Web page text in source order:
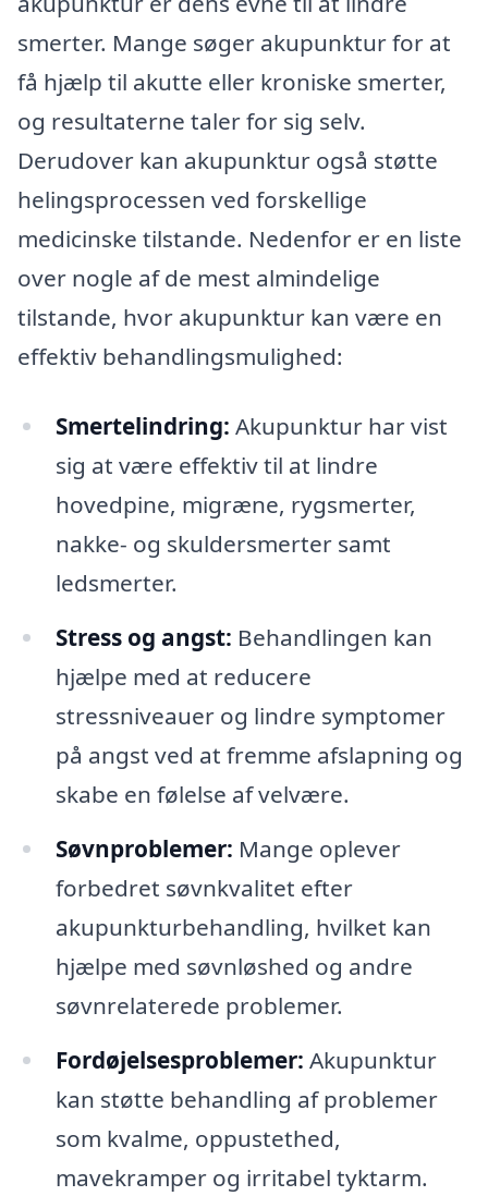
smerter. Mange søger akupunktur for at
få hjælp til akutte eller kroniske smerter,
og resultaterne taler for sig selv.
Derudover kan akupunktur også støtte
helingsprocessen ved forskellige
medicinske tilstande. Nedenfor er en liste
over nogle af de mest almindelige
tilstande, hvor akupunktur kan være en
effektiv behandlingsmulighed:
Smertelindring: Akupunktur har vist
sig at være effektiv til at lindre
hovedpine, migræne, rygsmerter,
nakke- og skuldersmerter samt
ledsmerter.
Stress og angst: Behandlingen kan
hjælpe med at reducere
stressniveauer og lindre symptomer
på angst ved at fremme afslapning og
skabe en følelse af velvære.
Søvnproblemer: Mange oplever
forbedret søvnkvalitet efter
akupunkturbehandling, hvilket kan
hjælpe med søvnløshed og andre
søvnrelaterede problemer.
Fordøjelsesproblemer: Akupunktur
kan støtte behandling af problemer
som kvalme, oppustethed,
mavekramper og irritabel tyktarm.